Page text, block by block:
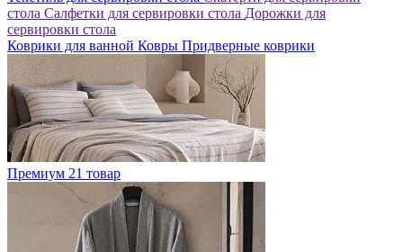
стола Салфетки для сервировки стола Дорожки для
сервировки стола
Коврики для ванной Ковры Придверные коврики
Премиум 21 товар